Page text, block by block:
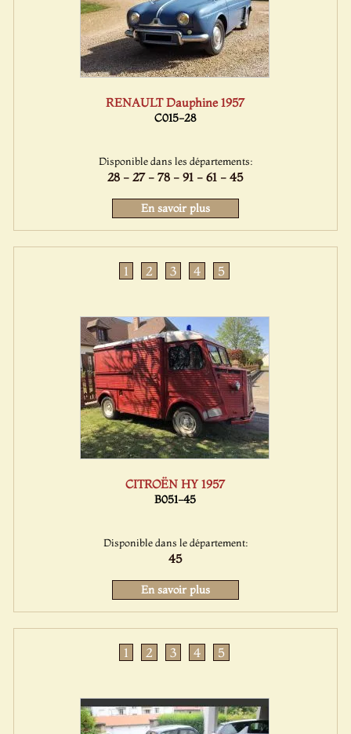
RENAULT Dauphine 1957
C015-28
Disponible dans les départements:
28 - 27 - 78 - 91 - 61 - 45
En savoir plus
1 2 3 4 5
CITROËN HY 1957
B051-45
Disponible dans le département:
45
En savoir plus
1 2 3 4 5